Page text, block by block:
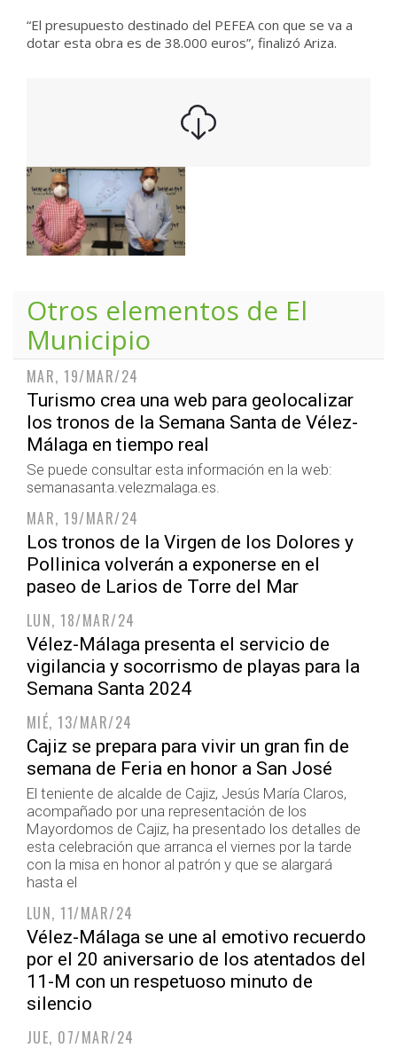
“El presupuesto destinado del PEFEA con que se va a
dotar esta obra es de 38.000 euros”, finalizó Ariza.
Otros elementos de El
Municipio
MAR, 19/MAR/24
Turismo crea una web para geolocalizar
los tronos de la Semana Santa de Vélez-
Málaga en tiempo real
Se puede consultar esta información en la web:
semanasanta.velezmalaga.es.
MAR, 19/MAR/24
Los tronos de la Virgen de los Dolores y
Pollinica volverán a exponerse en el
paseo de Larios de Torre del Mar
LUN, 18/MAR/24
Vélez-Málaga presenta el servicio de
vigilancia y socorrismo de playas para la
Semana Santa 2024
MIÉ, 13/MAR/24
Cajiz se prepara para vivir un gran fin de
semana de Feria en honor a San José
El teniente de alcalde de Cajiz, Jesús María Claros,
acompañado por una representación de los
Mayordomos de Cajiz, ha presentado los detalles de
esta celebración que arranca el viernes por la tarde
con la misa en honor al patrón y que se alargará
hasta el
LUN, 11/MAR/24
Vélez-Málaga se une al emotivo recuerdo
por el 20 aniversario de los atentados del
11-M con un respetuoso minuto de
silencio
JUE, 07/MAR/24